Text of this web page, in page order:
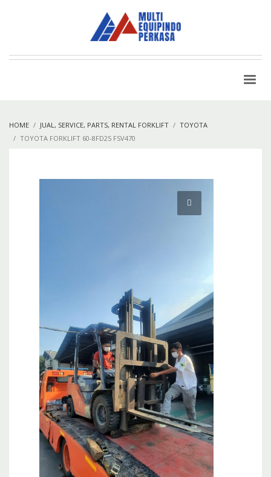
HOME JUAL, SERVICE, PARTS, RENTAL FORKLIFT
TOYOTA
TOYOTA FORKLIFT 60-8FD25 FSV470